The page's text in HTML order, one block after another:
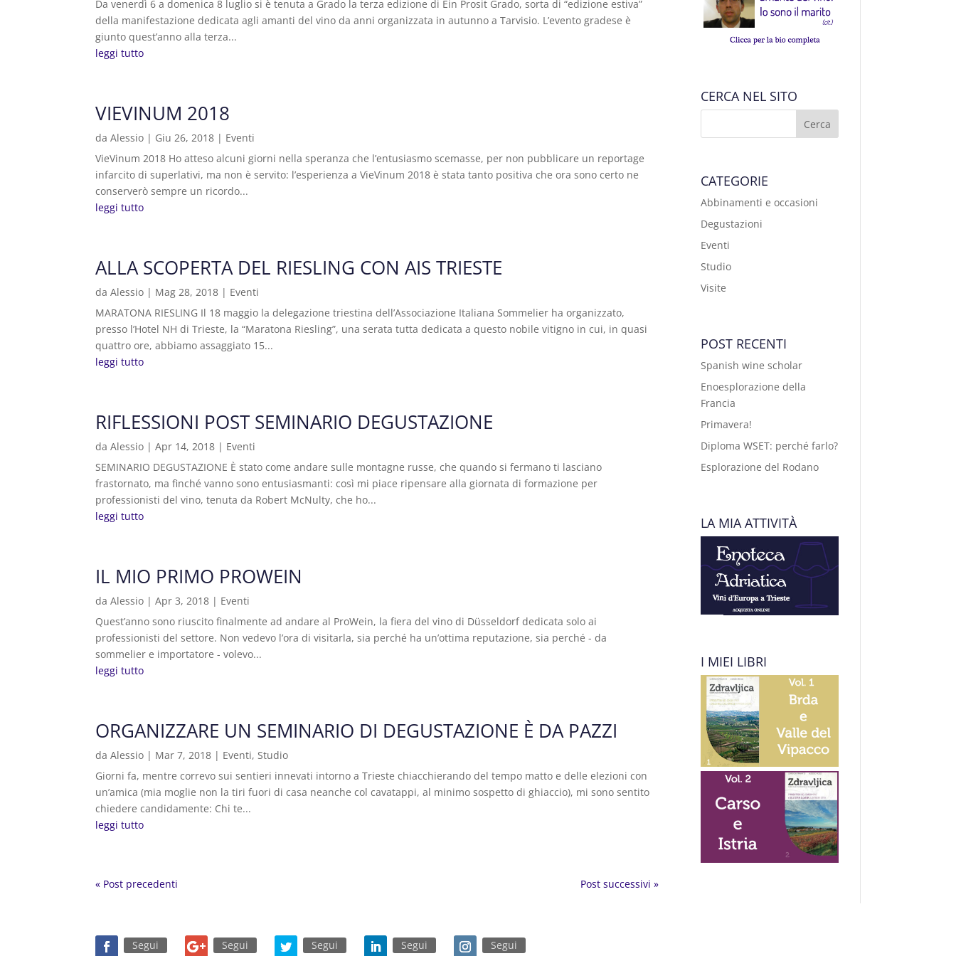
Da venerdì 6 a domenica 8 luglio si è tenuta a Grado la terza edizione di Ein Prosit Grado, sorta di “edizione estiva”
della manifestazione dedicata agli amanti del vino da anni organizzata in autunno a Tarvisio. L’evento gradese è
giunto quest’anno alla terza...
leggi tutto
VIEVINUM 2018
daAlessio | Giu 26, 2018 | Eventi
VieVinum 2018 Ho atteso alcuni giorni nella speranza che l’entusiasmo scemasse, per non pubblicare un reportage
infarcito di superlativi, ma non è servito: l’esperienza a VieVinum 2018 è stata tanto positiva che ora sono certo ne
conserverò sempre un ricordo...
leggi tutto
ALLA SCOPERTA DEL RIESLING CON AIS TRIESTE
daAlessio | Mag 28, 2018 | Eventi
MARATONA RIESLING Il 18 maggio la delegazione triestina dell’Associazione Italiana Sommelier ha organizzato,
presso l’Hotel NH di Trieste, la “Maratona Riesling”, una serata tutta dedicata a questo nobile vitigno in cui, in quasi
quattro ore, abbiamo assaggiato 15...
leggi tutto
RIFLESSIONI POST SEMINARIO DEGUSTAZIONE
daAlessio |Apr 14, 2018 | Eventi
SEMINARIO DEGUSTAZIONE È stato come andare sulle montagne russe, che quando si fermano ti lasciano
frastornato, ma finché vanno sono entusiasmanti: così mi piace ripensare alla giornata di formazione per
professionisti del vino, tenuta da Robert McNulty, che ho...
leggi tutto
IL MIO PRIMO PROWEIN
daAlessio |Apr 3, 2018 | Eventi
Quest’anno sono riuscito finalmente ad andare al ProWein, la fiera del vino di Düsseldorf dedicata solo ai
professionisti del settore. Non vedevo l’ora di visitarla, sia perché ha un’ottima reputazione, sia perché - da
sommelier e importatore - volevo...
leggi tutto
ORGANIZZARE UN SEMINARIO DI DEGUSTAZIONE È DA PAZZI
daAlessio | Mar 7, 2018 | Eventi,Studio
Giorni fa, mentre correvo sui sentieri innevati intorno a Trieste chiacchierando del tempo matto e delle elezioni con
un’amica (mia moglie non la tiri fuori di casa neanche col cavatappi, al minimo sospetto di ghiaccio), mi sono sentito
chiedere candidamente: Chi te...
leggi tutto
« Post precedenti Post successivi »
Segui Segui Segui Segui Segui
CERCA NEL SITO
CATEGORIE
Abbinamenti e occasioni
Degustazioni
Eventi
Studio
Visite
POST RECENTI
Spanish wine scholar
Enoesplorazione della
Francia
Primavera!
Diploma WSET: perché farlo?
Esplorazione del Rodano
LA MIA ATTIVITÀ
I MIEI LIBRI